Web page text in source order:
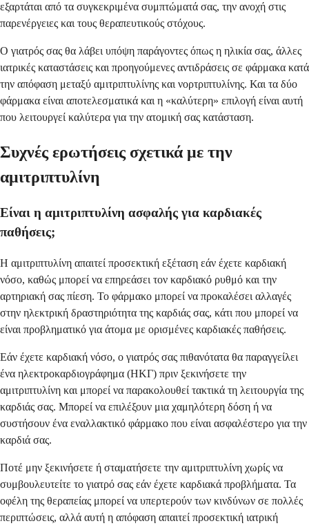
εξαρτάται από τα συγκεκριμένα συμπτώματά σας, την ανοχή στις
παρενέργειες και τους θεραπευτικούς στόχους.
Ο γιατρός σας θα λάβει υπόψη παράγοντες όπως η ηλικία σας, άλλες
ιατρικές καταστάσεις και προηγούμενες αντιδράσεις σε φάρμακα κατά
την απόφαση μεταξύ αμιτριπτυλίνης και νορτριπτυλίνης. Και τα δύο
φάρμακα είναι αποτελεσματικά και η «καλύτερη» επιλογή είναι αυτή
που λειτουργεί καλύτερα για την ατομική σας κατάσταση.
Συχνές ερωτήσεις σχετικά με την
αμιτριπτυλίνη
Είναι η αμιτριπτυλίνη ασφαλής για καρδιακές
παθήσεις;
Η αμιτριπτυλίνη απαιτεί προσεκτική εξέταση εάν έχετε καρδιακή
νόσο, καθώς μπορεί να επηρεάσει τον καρδιακό ρυθμό και την
αρτηριακή σας πίεση. Το φάρμακο μπορεί να προκαλέσει αλλαγές
στην ηλεκτρική δραστηριότητα της καρδιάς σας, κάτι που μπορεί να
είναι προβληματικό για άτομα με ορισμένες καρδιακές παθήσεις.
Εάν έχετε καρδιακή νόσο, ο γιατρός σας πιθανότατα θα παραγγείλει
ένα ηλεκτροκαρδιογράφημα (ΗΚΓ) πριν ξεκινήσετε την
αμιτριπτυλίνη και μπορεί να παρακολουθεί τακτικά τη λειτουργία της
καρδιάς σας. Μπορεί να επιλέξουν μια χαμηλότερη δόση ή να
συστήσουν ένα εναλλακτικό φάρμακο που είναι ασφαλέστερο για την
καρδιά σας.
Ποτέ μην ξεκινήσετε ή σταματήσετε την αμιτριπτυλίνη χωρίς να
συμβουλευτείτε το γιατρό σας εάν έχετε καρδιακά προβλήματα. Τα
οφέλη της θεραπείας μπορεί να υπερτερούν των κινδύνων σε πολλές
περιπτώσεις, αλλά αυτή η απόφαση απαιτεί προσεκτική ιατρική